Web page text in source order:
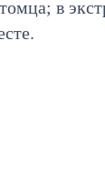
в